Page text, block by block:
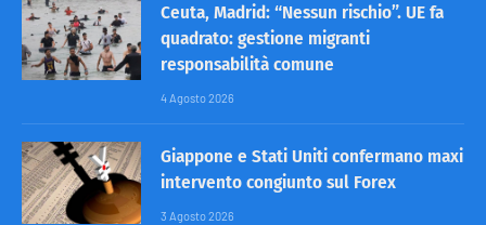
Ceuta, Madrid: “Nessun rischio”. UE fa
quadrato: gestione migranti
responsabilità comune
4 Agosto 2026
Giappone e Stati Uniti confermano maxi
intervento congiunto sul Forex
3 Agosto 2026